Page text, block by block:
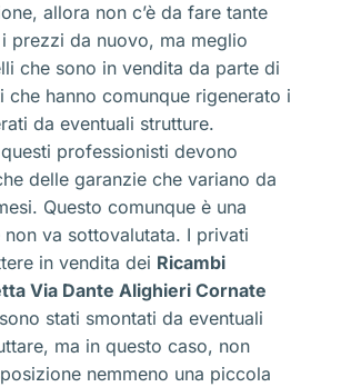
allora non c’è da fare tante
prezzi da nuovo, ma meglio
che sono in vendita da parte di
che hanno comunque rigenerato i
da eventuali strutture.
professionisti devono
delle garanzie che variano da
Questo comunque è una
va sottovalutata. I privati
in vendita dei Ricambi
Via Dante Alighieri Cornate
stati smontati da eventuali
ma in questo caso, non
nemmeno una piccola